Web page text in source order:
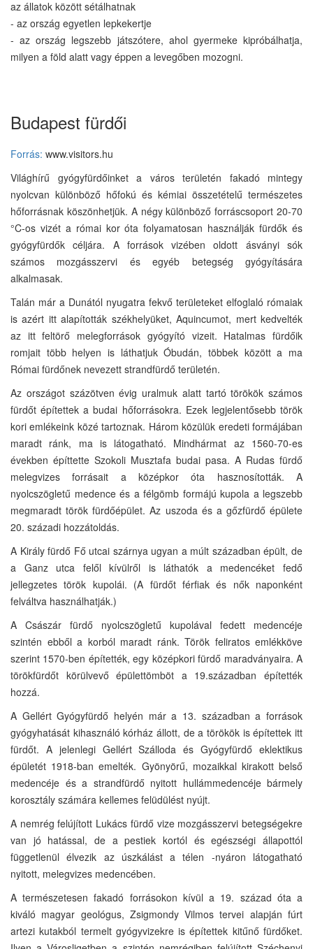
az állatok között sétálhatnak
- az ország egyetlen lepkekertje
- az ország legszebb játszótere, ahol gyermeke kipróbálhatja,
milyen a föld alatt vagy éppen a levegőben mozogni.
Budapest fürdői
Forrás: www.visitors.hu
Világhírű gyógyfürdőinket a város területén fakadó mintegy
nyolcvan különböző hőfokú és kémiai összetételű természetes
hőforrásnak köszönhetjük. A négy különböző forráscsoport 20-70
°C-os vizét a római kor óta folyamatosan használják fürdők és
gyógyfürdők céljára. A források vizében oldott ásványi sók
számos mozgásszervi és egyéb betegség gyógyítására
alkalmasak.
Talán már a Dunától nyugatra fekvő területeket elfoglaló rómaiak
is azért itt alapították székhelyüket, Aquincumot, mert kedvelték
az itt feltörő melegforrások gyógyító vizeit. Hatalmas fürdőik
romjait több helyen is láthatjuk Óbudán, többek között a ma
Római fürdőnek nevezett strandfürdő területén.
Az országot százötven évig uralmuk alatt tartó törökök számos
fürdőt építettek a budai hőforrásokra. Ezek legjelentősebb török
kori emlékeink közé tartoznak. Három közülük eredeti formájában
maradt ránk, ma is látogatható. Mindhármat az 1560-70-es
években építtette Szokoli Musztafa budai pasa. A Rudas fürdő
melegvizes forrásait a középkor óta hasznosították. A
nyolcszögletű medence és a félgömb formájú kupola a legszebb
megmaradt török fürdőépület. Az uszoda és a gőzfürdő épülete
20. századi hozzátoldás.
A Király fürdő Fő utcai szárnya ugyan a múlt században épült, de
a Ganz utca felől kívülről is láthatók a medencéket fedő
jellegzetes török kupolái. (A fürdőt férfiak és nők naponként
felváltva használhatják.)
A Császár fürdő nyolcszögletű kupolával fedett medencéje
szintén ebből a korból maradt ránk. Török feliratos emlékköve
szerint 1570-ben építették, egy középkori fürdő maradványaira. A
törökfürdőt körülvevő épülettömböt a 19.században építették
hozzá.
A Gellért Gyógyfürdő helyén már a 13. században a források
gyógyhatását kihasználó kórház állott, de a törökök is építettek itt
fürdőt. A jelenlegi Gellért Szálloda és Gyógyfürdő eklektikus
épületét 1918-ban emelték. Gyönyörű, mozaikkal kirakott belső
medencéje és a strandfürdő nyitott hullámmedencéje bármely
korosztály számára kellemes felüdülést nyújt.
A nemrég felújított Lukács fürdő vize mozgásszervi betegségekre
van jó hatással, de a pestiek kortól és egészségi állapottól
függetlenül élvezik az úszkálást a télen -nyáron látogatható
nyitott, melegvizes medencében.
A természetesen fakadó forrásokon kívül a 19. század óta a
kiváló magyar geológus, Zsigmondy Vilmos tervei alapján fúrt
artezi kutakból termelt gyógyvizekre is építettek kitűnő fürdőket.